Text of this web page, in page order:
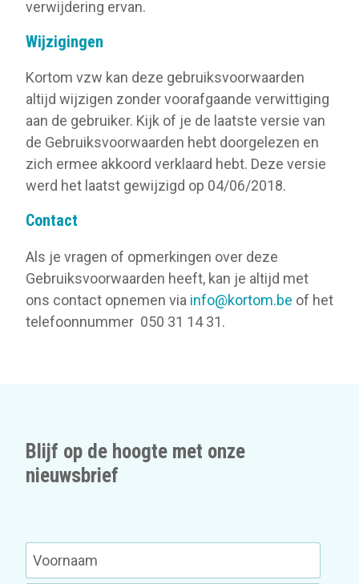
verwijdering ervan.
Wijzigingen
Kortom vzw kan deze gebruiksvoorwaarden
altijd wijzigen zonder voorafgaande verwittiging
aan de gebruiker. Kijk of je de laatste versie van
de Gebruiksvoorwaarden hebt doorgelezen en
zich ermee akkoord verklaard hebt. Deze versie
werd het laatst gewijzigd op 04/06/2018.
Contact
Als je vragen of opmerkingen over deze
Gebruiksvoorwaarden heeft, kan je altijd met
ons contact opnemen via info@kortom.be of het
telefoonnummer 050 31 14 31.
Blijf op de hoogte met onze
nieuwsbrief